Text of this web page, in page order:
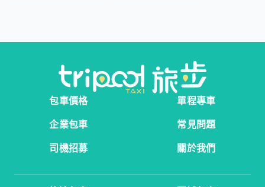
包車價格
單程專車
企業包車
常見問題
司機招募
關於我們